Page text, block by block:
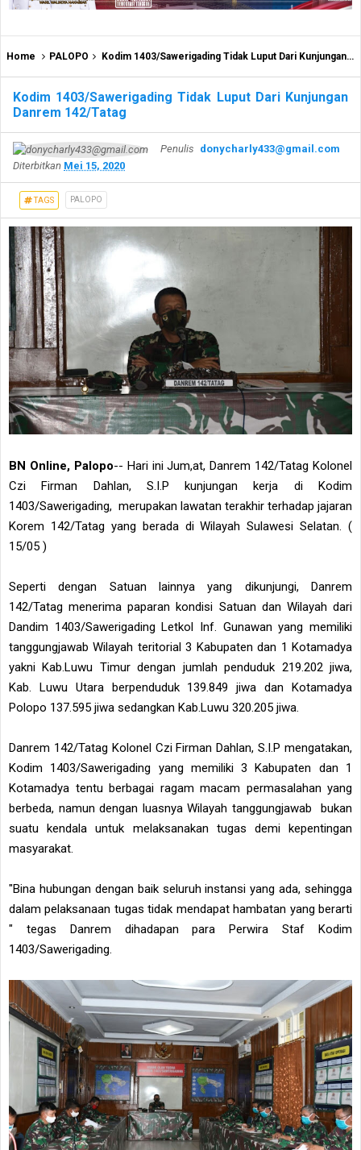
Home PALOPO Kodim 1403/Sawerigading Tidak Luput Dari Kunjungan Danrem 142/Tatag
Kodim 1403/Sawerigading Tidak Luput Dari Kunjungan
Danrem 142/Tatag
Penulis donycharly433@gmail.com
Diterbitkan Mei 15, 2020
TAGS PALOPO
BN Online, Palopo-- Hari ini Jum,at, Danrem 142/Tatag Kolonel
Czi Firman Dahlan, S.I.P kunjungan kerja di Kodim
1403/Sawerigading, merupakan lawatan terakhir terhadap jajaran
Korem 142/Tatag yang berada di Wilayah Sulawesi Selatan. (
15/05 )
Seperti dengan Satuan lainnya yang dikunjungi, Danrem
142/Tatag menerima paparan kondisi Satuan dan Wilayah dari
Dandim 1403/Sawerigading Letkol Inf. Gunawan yang memiliki
tanggungjawab Wilayah teritorial 3 Kabupaten dan 1 Kotamadya
yakni Kab.Luwu Timur dengan jumlah penduduk 219.202 jiwa,
Kab. Luwu Utara berpenduduk 139.849 jiwa dan Kotamadya
Polopo 137.595 jiwa sedangkan Kab.Luwu 320.205 jiwa.
Danrem 142/Tatag Kolonel Czi Firman Dahlan, S.I.P mengatakan,
Kodim 1403/Sawerigading yang memiliki 3 Kabupaten dan 1
Kotamadya tentu berbagai ragam macam permasalahan yang
berbeda, namun dengan luasnya Wilayah tanggungjawab bukan
suatu kendala untuk melaksanakan tugas demi kepentingan
masyarakat.
"Bina hubungan dengan baik seluruh instansi yang ada, sehingga
dalam pelaksanaan tugas tidak mendapat hambatan yang berarti
" tegas Danrem dihadapan para Perwira Staf Kodim
1403/Sawerigading.